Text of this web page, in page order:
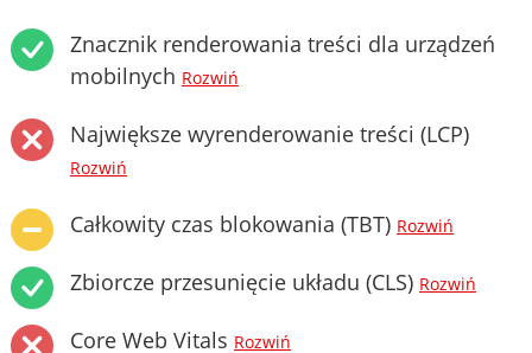
Znacznik renderowania treści dla urządzeń
mobilnych Rozwiń
Największe wyrenderowanie treści (LCP)
Rozwiń
Całkowity czas blokowania (TBT) Rozwiń
Zbiorcze przesunięcie układu (CLS) Rozwiń
Core Web Vitals Rozwiń